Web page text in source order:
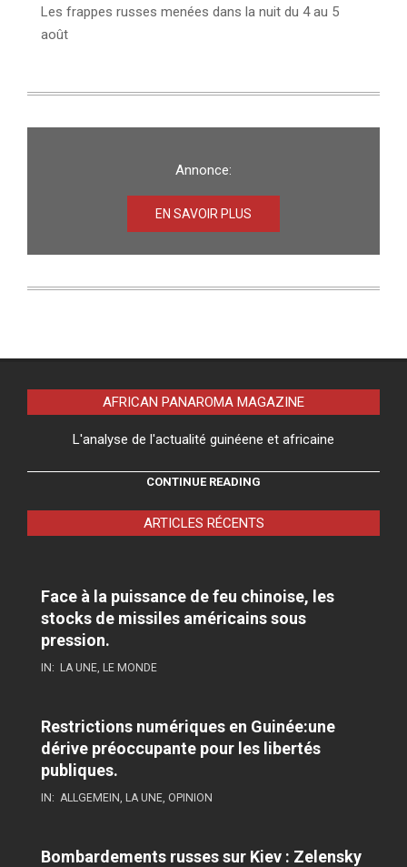
Les frappes russes menées dans la nuit du 4 au 5
août
Annonce:
EN SAVOIR PLUS
AFRICAN PANAROMA MAGAZINE
L'analyse de l'actualité guinéene et africaine
CONTINUE READING
ARTICLES RÉCENTS
Face à la puissance de feu chinoise, les
stocks de missiles américains sous
pression.
IN: LA UNE LE MONDE
Restrictions numériques en Guinée:une
dérive préoccupante pour les libertés
publiques.
IN: ALLGEMEIN LA UNE OPINION
Bombardements russes sur Kiev : Zelensky